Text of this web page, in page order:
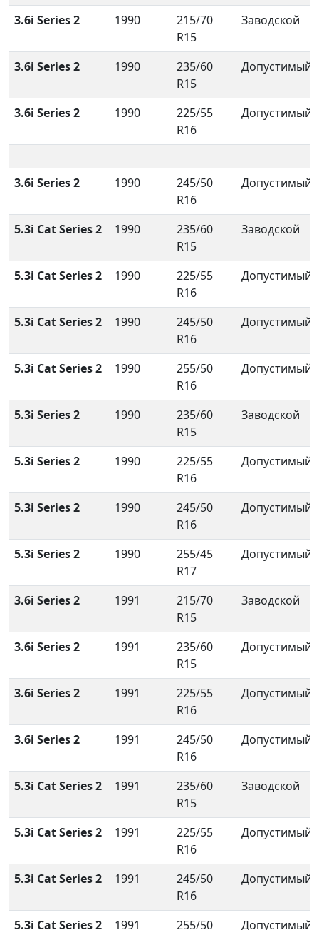
3.6i Series 2 1990
215/70
R15
Заводской
3.6i Series 2 1990
235/60
R15
Допустимый
3.6i Series 2 1990
225/55
R16
Допустимый
3.6i Series 2 1990
245/50
R16
Допустимый
5.3i Cat Series 2 1990
235/60
R15
Заводской
5.3i Cat Series 2 1990
225/55
R16
Допустимый
5.3i Cat Series 2 1990
245/50
R16
Допустимый
5.3i Cat Series 2 1990
255/50
R16
Допустимый
5.3i Series 2 1990
235/60
R15
Заводской
5.3i Series 2 1990
225/55
R16
Допустимый
5.3i Series 2 1990
245/50
R16
Допустимый
5.3i Series 2 1990
255/45
R17
Допустимый
3.6i Series 2 1991
215/70
R15
Заводской
3.6i Series 2 1991
235/60
R15
Допустимый
3.6i Series 2 1991
225/55
R16
Допустимый
3.6i Series 2 1991
245/50
R16
Допустимый
5.3i Cat Series 2 1991
235/60
R15
Заводской
5.3i Cat Series 2 1991
225/55
R16
Допустимый
5.3i Cat Series 2 1991
245/50
R16
Допустимый
5.3i Cat Series 2 1991 255/50 Допустимый